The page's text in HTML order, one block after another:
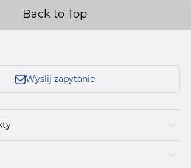
Back to Top
Wyślij zapytanie